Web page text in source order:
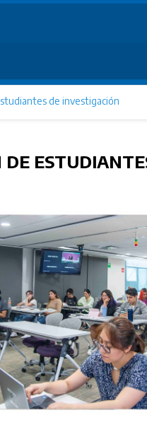
de investigación